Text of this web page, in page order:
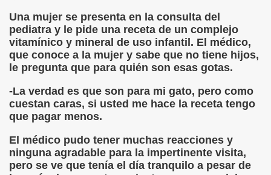
Una mujer se presenta en la consulta del
pediatra y le pide una receta de un complejo
vitamínico y mineral de uso infantil. El médico,
que conoce a la mujer y sabe que no tiene hijos,
le pregunta que para quién son esas gotas.
-La verdad es que son para mi gato, pero como
cuestan caras, si usted me hace la receta tengo
que pagar menos.
El médico pudo tener muchas reacciones y
ninguna agradable para la impertinente visita,
pero se ve que tenía el día tranquilo a pesar de
Fernández)
María Falocco)
García Fernández)
Samper Pizano)